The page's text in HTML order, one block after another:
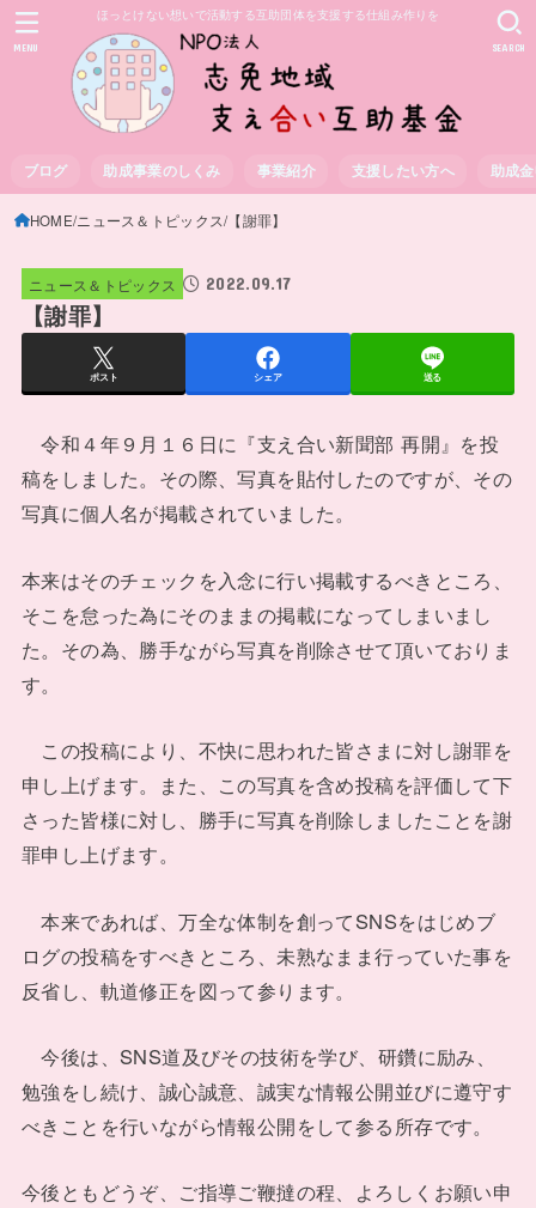
ほっとけない想いで活動する互助団体を支援する仕組み作りを
ブログ 助成事業のしくみ 事業紹介 支援したい方へ 助成
SEARCH
MENU
HOME ニュース＆トピックス 【謝罪】
ニュース＆トピックス 2022.09.17
【謝罪】
ポスト シェア 送る
令和４年９月１６日に『支え合い新聞部 再開』を投
稿をしました。その際、写真を貼付したのですが、その
写真に個人名が掲載されていました。
本来はそのチェックを入念に行い掲載するべきところ、
そこを怠った為にそのままの掲載になってしまいまし
た。その為、勝手ながら写真を削除させて頂いておりま
す。
この投稿により、不快に思われた皆さまに対し謝罪を
申し上げます。また、この写真を含め投稿を評価して下
さった皆様に対し、勝手に写真を削除しましたことを謝
罪申し上げます。
本来であれば、万全な体制を創ってSNSをはじめブ
ログの投稿をすべきところ、未熟なまま行っていた事を
反省し、軌道修正を図って参ります。
今後は、SNS道及びその技術を学び、研鑽に励み、
勉強をし続け、誠心誠意、誠実な情報公開並びに遵守す
べきことを行いながら情報公開をして参る所存です。
今後ともどうぞ、ご指導ご鞭撻の程、よろしくお願い申